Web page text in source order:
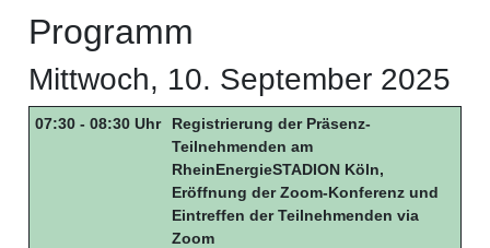
Programm
Mittwoch, 10. September 2025
07:30 - 08:30 Uhr
Registrierung der Präsenz-
Teilnehmenden am
RheinEnergieSTADION Köln,
Eröffnung der Zoom-Konferenz und
Eintreffen der Teilnehmenden via
Zoom